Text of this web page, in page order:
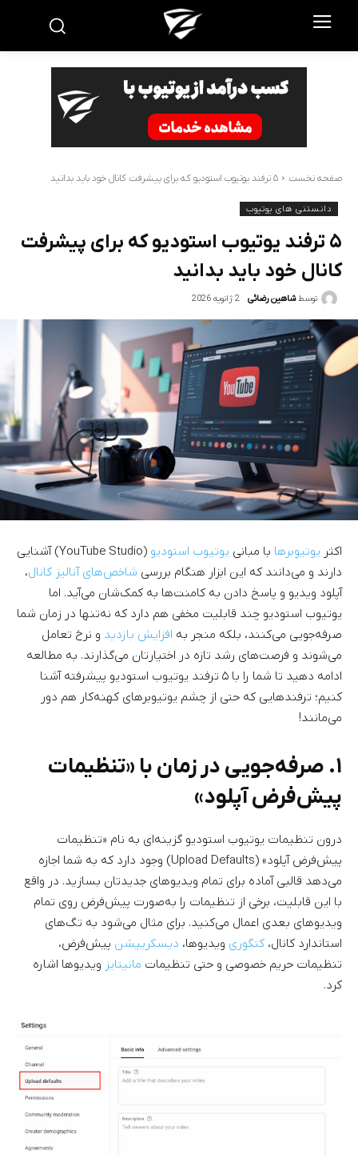
صفحه نخست ۵ ترفند یوتیوب استودیو که برای پیشرفت کانال خود باید بدانید
دانستنی های یوتیوب
۵ ترفند یوتیوب استودیو که برای پیشرفت
کانال خود باید بدانید
توسط شاهین رضائی 2 ژانویه 2026
اکثر یوتیوبرها با مبانی یوتیوب استودیو
(YouTube Studio) آشنایی
دارند و می‌دانند که این ابزار هنگام بررسی شاخص‌های آنالیز کانال،
آپلود ویدیو و پاسخ دادن به کامنت‌ها به کمک‌شان می‌آید. اما
یوتیوب استودیو چند قابلیت مخفی هم دارد که نه‌تنها در زمان شما
صرفه‌جویی می‌کنند، بلکه منجر به افزایش بازدید و نرخ تعامل
می‌شوند و فرصت‌های رشد تازه در اختیارتان می‌گذارند. به مطالعه
ادامه دهید تا شما را با ۵ ترفند یوتیوب استودیو پیشرفته آشنا
کنیم؛ ترفندهایی که حتی از چشم یوتیوبرهای کهنه‌کار هم دور
می‌مانند!
۱. صرفه‌جویی در زمان با «تنظیمات
پیش‌فرض آپلود»
درون تنظیمات یوتیوب استودیو گزینه‌ای به نام «تنظیمات
پیش‌فرض آپلود» (Upload Defaults) وجود دارد که به شما اجازه
می‌دهد قالبی آماده برای تمام ویدیوهای جدیدتان بسازید. در واقع
با این قابلیت، برخی از تنظیمات را به‌صورت پیش‌فرض روی تمام
ویدیوهای بعدی اعمال می‌کنید. برای مثال می‌شود به تگ‌های
استاندارد کانال، کتگوری ویدیوها، دیسکریپشن پیش‌فرض،
تنظیمات حریم خصوصی و حتی تنظیمات مانیتایز ویدیوها اشاره
کرد.